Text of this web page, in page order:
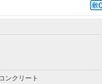
ンクリート